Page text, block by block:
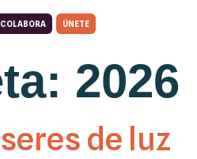
COLABORA ÚNETE
2026
de luz